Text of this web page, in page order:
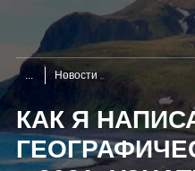
Новости
КАК Я